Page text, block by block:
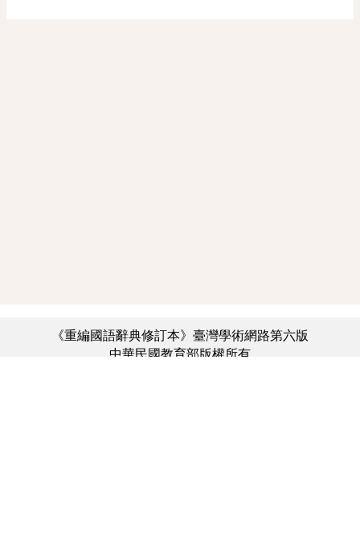
《重編國語辭典修訂本》臺灣學術網路第六版
中華民國教育部版權所有